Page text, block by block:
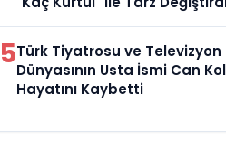
5Türk Tiyatrosu ve Televizyon
Dünyasının Usta İsmi Can
Hayatını Kaybetti